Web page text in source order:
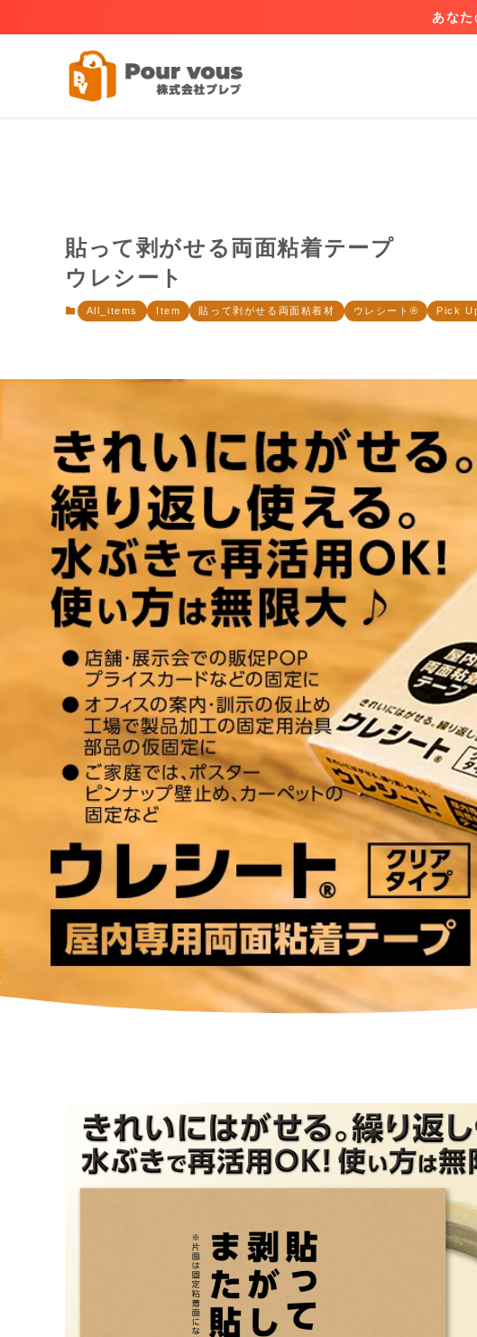
あな
貼って剥がせる両面粘着テープ
ウレシート
All_items Item 貼って剥がせる両面粘着材 ウレシート® Pick